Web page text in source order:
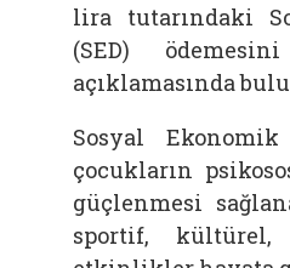
lira tutarındaki
(SED)
açıklamasında
Sosyal
çocukların
güçlenmesi
sportif,